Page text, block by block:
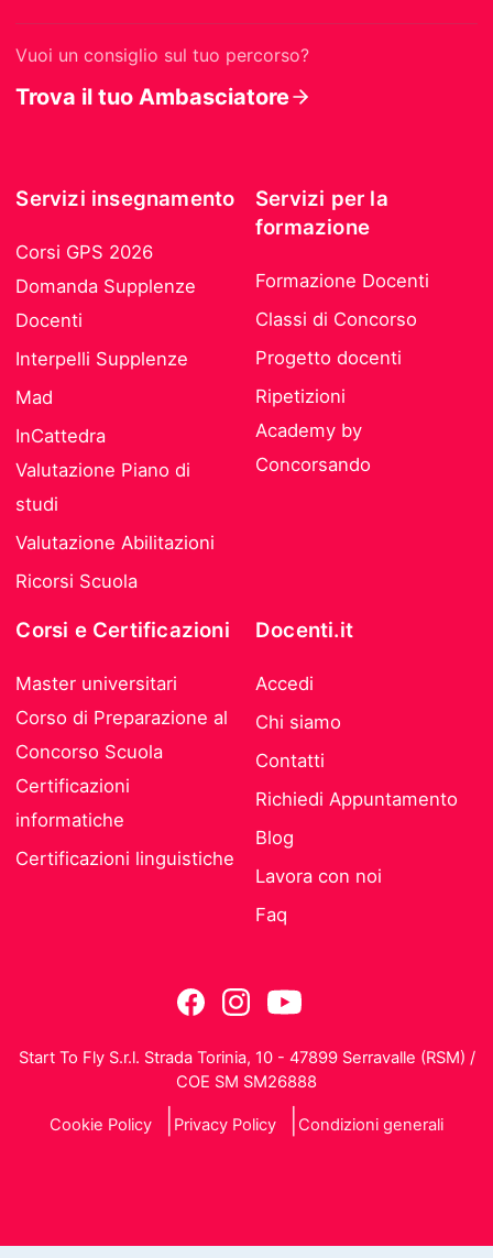
Vuoi un consiglio sul tuo percorso?
Trova il tuo Ambasciatore
Servizi insegnamento
Corsi GPS 2026
Domanda Supplenze
Docenti
Interpelli Supplenze
Mad
InCattedra
Valutazione Piano di
studi
Valutazione Abilitazioni
Ricorsi Scuola
Servizi per la
formazione
Formazione Docenti
Classi di Concorso
Progetto docenti
Ripetizioni
Academy by
Concorsando
Corsi e Certificazioni
Master universitari
Corso di Preparazione al
Concorso Scuola
Certificazioni
informatiche
Certificazioni linguistiche
Docenti.it
Accedi
Chi siamo
Contatti
Richiedi Appuntamento
Blog
Lavora con noi
Faq
Start To Fly S.r.l. Strada Torinia, 10 - 47899 Serravalle (RSM) /
COE SM SM26888
Cookie Policy Privacy Policy Condizioni generali